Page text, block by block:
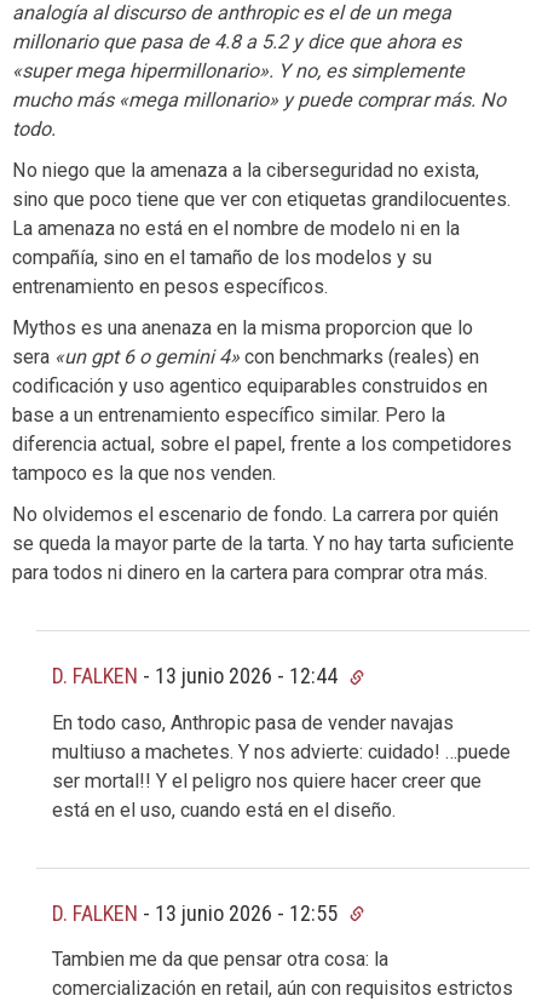
analogía al discurso de anthropic es el de un mega
millonario que pasa de 4.8 a 5.2 y dice que ahora es
«super mega hipermillonario». Y no, es simplemente
mucho más «mega millonario» y puede comprar más. No
todo.
No niego que la amenaza a la ciberseguridad no exista,
sino que poco tiene que ver con etiquetas grandilocuentes.
La amenaza no está en el nombre de modelo ni en la
compañía, sino en el tamaño de los modelos y su
entrenamiento en pesos específicos.
Mythos es una anenaza en la misma proporcion que lo
sera «un gpt 6 o gemini 4» con benchmarks (reales) en
codificación y uso agentico equiparables construidos en
base a un entrenamiento específico similar. Pero la
diferencia actual, sobre el papel, frente a los competidores
tampoco es la que nos venden.
No olvidemos el escenario de fondo. La carrera por quién
se queda la mayor parte de la tarta. Y no hay tarta suficiente
para todos ni dinero en la cartera para comprar otra más.
D. FALKEN - 13 junio 2026 - 12:44
En todo caso, Anthropic pasa de vender navajas
multiuso a machetes. Y nos advierte: cuidado! …puede
ser mortal!! Y el peligro nos quiere hacer creer que
está en el uso, cuando está en el diseño.
D. FALKEN - 13 junio 2026 - 12:55
Tambien me da que pensar otra cosa: la
comercialización en retail, aún con requisitos estrictos